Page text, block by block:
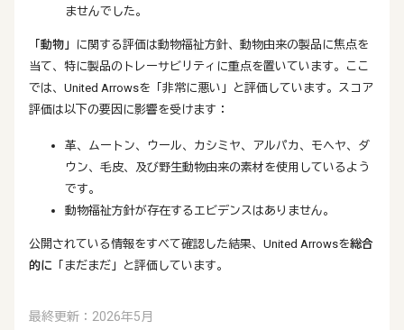
ませんでした。
「動物」
に関する評価は動物福祉方針、動物由来の製品に焦点を
当て、特に製品のトレーサビリティに重点を置いています。ここ
では、United Arrowsを「非常に悪い」と評価しています。スコア
評価は以下の要因に影響を受けます：
革、ムートン、ウール、カシミヤ、アルパカ、モヘヤ、ダ
ウン、毛皮、及び野生動物由来の素材を使用しているよう
です。
動物福祉方針が存在するエビデンスはありません。
公開されている情報をすべて確認した結果、United Arrowsを総合
的に 「まだまだ」と評価しています。
最終更新：2026年5月